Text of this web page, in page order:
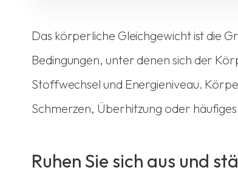
Das körperliche Gleichgewicht ist die
Bedingungen, unter denen sich der
Stoffwechsel und Energieniveau.
Schmerzen, Überhitzung oder
Ruhen Sie sich aus und